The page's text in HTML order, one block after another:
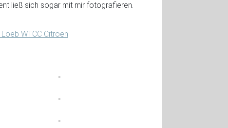
ließ sich sogar mit mir fotografieren.